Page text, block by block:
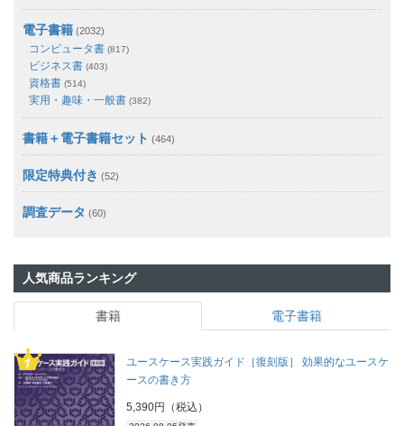
電子書籍 (2032)
コンピュータ書 (817)
ビジネス書 (403)
資格書 (514)
実用・趣味・一般書 (382)
書籍＋電子書籍セット (464)
限定特典付き (52)
調査データ (60)
人気商品ランキング
書籍 電子書籍
ユースケース実践ガイド［復刻版］ 効果的なユースケ
ースの書き方
5,390円（税込）